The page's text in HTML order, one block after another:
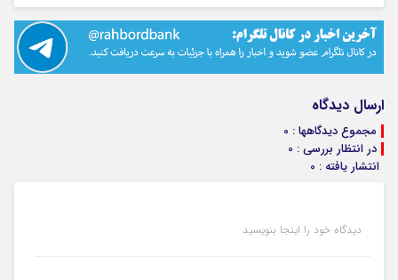
ارسال دیدگاه
مجموع دیدگاهها : 0
در انتظار بررسی : 0
انتشار یافته : 0
دیدگاه خود را اینجا بنویسید